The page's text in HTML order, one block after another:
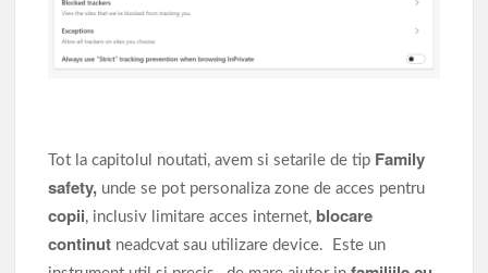
Tot la capitolul noutati, avem si setarile de tip Family
safety, unde se pot personaliza zone de acces pentru
copii, inclusiv limitare acces internet, blocare
continut neadcvat sau utilizare device. Este un